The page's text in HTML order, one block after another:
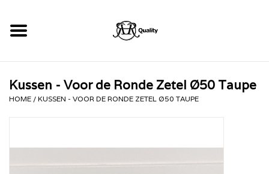
RHRQuality Krabpalen
Kussen - Voor de Ronde Zetel Ø50 Taupe
HOME / KUSSEN - VOOR DE RONDE ZETEL Ø50 TAUPE